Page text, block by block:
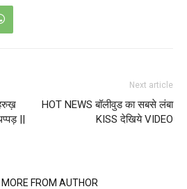
||
Next article
HOT NEWS बॉलीवुड का सबसे लंबा
KISS देखिये VIDEO
MORE FROM AUTHOR